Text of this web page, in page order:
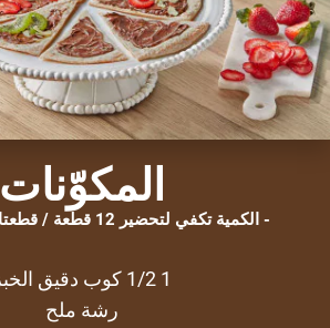
المكوّنات
الكمية تكفي لتحضير 12 قطعة / قطعتان لكل شخص
1 1/2 كوب دقيق الخبز
رشة ملح